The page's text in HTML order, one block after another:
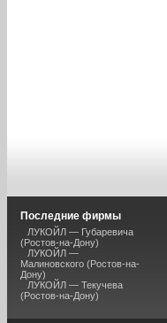
Последние фирмы
ЛУКОЙЛ — Губаревича
(Ростов-на-Дону)
ЛУКОЙЛ —
Малиновского (Ростов-на-
Дону)
ЛУКОЙЛ — Текучева
(Ростов-на-Дону)